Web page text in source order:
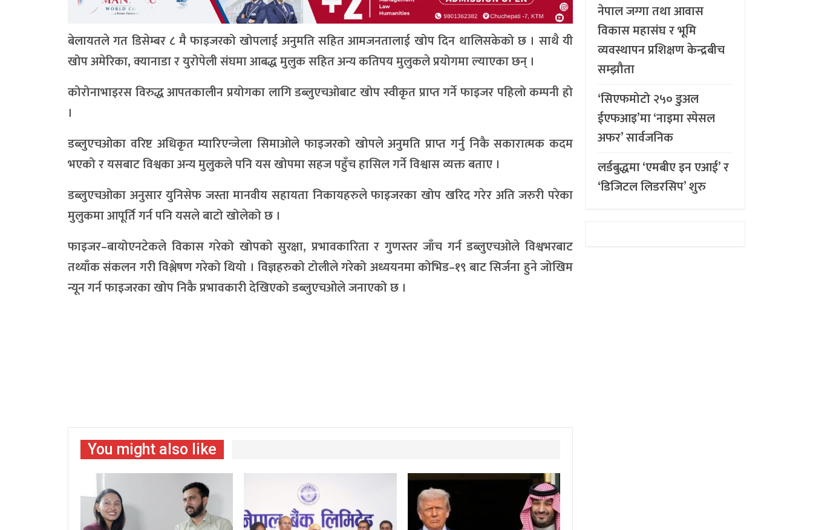
बेलायतले गत डिसेम्बर ८ मै फाइजरको खोपलाई अनुमति सहित आमजनतालाई खोप दिन थालिसकेको छ । साथै यी
खोप अमेरिका, क्यानाडा र युरोपेली संघमा आबद्ध मुलुक सहित अन्य कतिपय मुलुकले प्रयोगमा ल्याएका छन् ।
कोरोनाभाइरस विरुद्ध आपतकालीन प्रयोगका लागि डब्लुएचओबाट खोप स्वीकृत प्राप्त गर्ने फाइजर पहिलो कम्पनी हो
।
डब्लुएचओका वरिष्ट अधिकृत म्यारिएन्जेला सिमाओले फाइजरको खोपले अनुमति प्राप्त गर्नु निकै सकारात्मक कदम
भएको र यसबाट विश्वका अन्य मुलुकले पनि यस खोपमा सहज पहुँच हासिल गर्ने विश्वास व्यक्त बताए ।
डब्लुएचओका अनुसार युनिसेफ जस्ता मानवीय सहायता निकायहरुले फाइजरका खोप खरिद गरेर अति जरुरी परेका
मुलुकमा आपूर्ति गर्न पनि यसले बाटो खोलेको छ ।
फाइजर–बायोएनटेकले विकास गरेको खोपको सुरक्षा, प्रभावकारिता र गुणस्तर जाँच गर्न डब्लुएचओले विश्वभरबाट
तथ्याँक संकलन गरी विश्लेषण गरेको थियो । विज्ञहरुको टोलीले गरेको अध्ययनमा कोभिड–१९ बाट सिर्जना हुने जोखिम
न्यून गर्न फाइजरका खोप निकै प्रभावकारी देखिएको डब्लुएचओले जनाएको छ ।
You might also like
नेपाल जग्गा तथा आवास
विकास महासंघ र भूमि
व्यवस्थापन प्रशिक्षण केन्द्रबीच
सम्झौता
‘सिएफमोटो २५० डुअल
ईएफआइ’मा ‘नाइमा स्पेसल
अफर’ सार्वजनिक
लर्डबुद्धमा ‘एमबीए इन एआई’ र
‘डिजिटल लिडरसिप’ शुरु